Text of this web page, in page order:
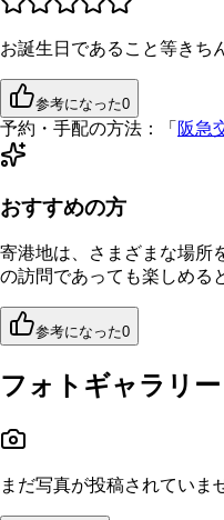
お誕生日であること等きち
参考になった0
予約・手配の方法： 「 阪急
おすすめの方
寄港地は、さまざまな場所
の訪問であっても楽しめる
参考になった0
フォトギャラリー
まだ写真が投稿されていま